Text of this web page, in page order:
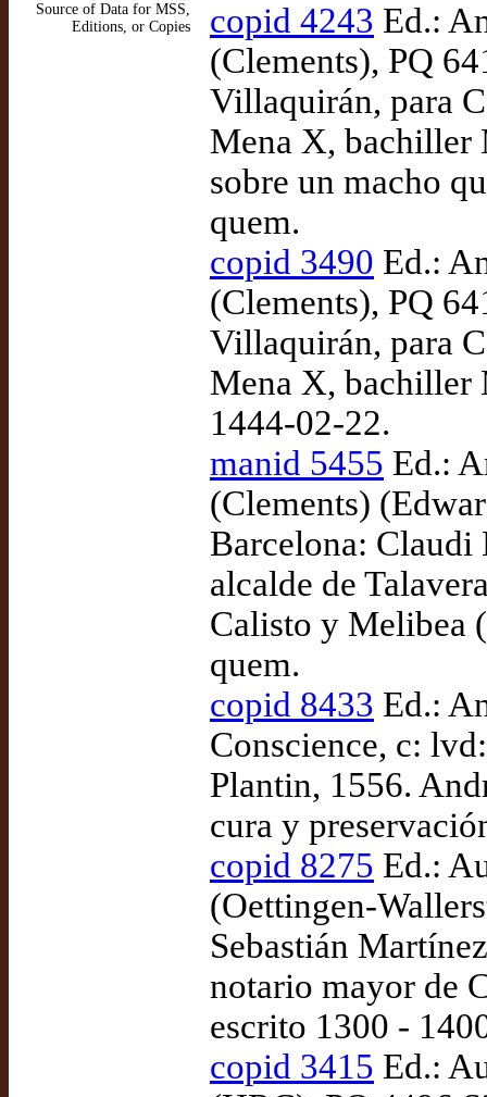
Source of Data for MSS,
Editions, or Copies
copid 4243 Ed.:
(Clements), PQ
Villaquirán, para
Mena X, bachiller
sobre un macho
quem.
copid 3490 Ed.:
(Clements), PQ
Villaquirán, para
Mena X, bachiller
1444-02-22.
manid 5455 Ed.:
(Clements)
Barcelona: Claudi
alcalde de
Calisto y Melibea
quem.
copid 8433 Ed.:
Conscience, c:
Plantin, 1556.
cura y
copid 8275 Ed.:
(Oettingen-
Sebastián
notario mayor de
escrito 1300 -
copid 3415 Ed.: